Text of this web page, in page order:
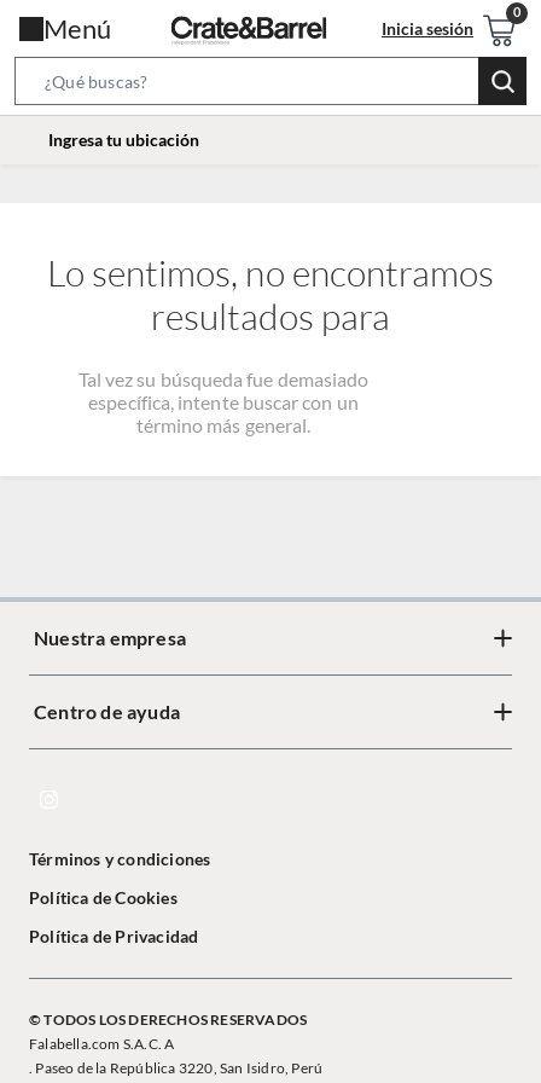
Menú Inicia sesión
Bar
location-
Ingresa tu ubicación
Lo sentimos, no encontramos
resultados para
Tal vez su búsqueda fue demasiado
específica, intente buscar con un
término más general.
Nuestra empresa
Centro de ayuda
Términos y condiciones
Política de Cookies
Política de Privacidad
© TODOS LOS DERECHOS RESERVADOS
Falabella.com S.A.C. A
. Paseo de la República 3220, San Isidro, Perú